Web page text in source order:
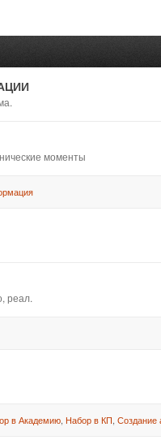
моменты
реал.
в Академию Набор в КП Создание